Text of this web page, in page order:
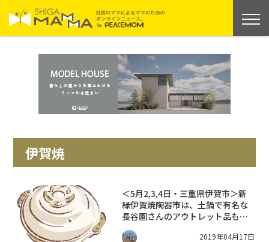
伊賀焼
＜5月2,3,4日・三重県伊賀市＞新
緑伊賀焼陶器市は、土鍋で有名な
長谷園さんのアウトレット品もあ
るよ！
2019年04月17日